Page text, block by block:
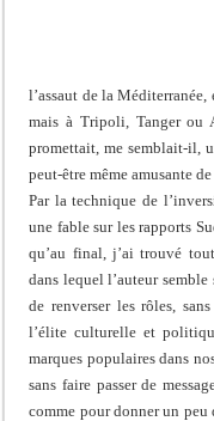
l’assaut de la Méditerranée,
mais à Tripoli, Tanger ou
promettait, me semblait-il,
peut-être même amusante
Par la technique de
une fable sur les rapports
qu’au final, j’ai trouvé
dans lequel l’auteur
de renverser les rôles,
l’élite culturelle et
marques populaires dans
sans faire passer de
comme pour donner un